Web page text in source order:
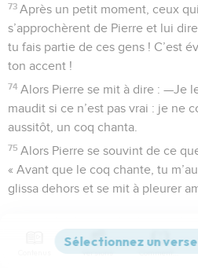
73 Après un petit moment, ceux
s’approchèrent de Pierre et lui
tu fais partie de ces gens ! C’est
ton accent !
74 Alors Pierre se mit à dire : —Je
maudit si ce n’est pas vrai : je ne
aussitôt, un coq chanta.
75 Alors Pierre se souvint de ce
« Avant que le coq chante, tu
glissa dehors et se mit à pleurer
All rights reserved
Versions Commentaires